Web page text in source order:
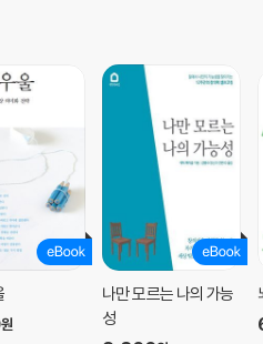
원
나만 모르는 나의 가능
성